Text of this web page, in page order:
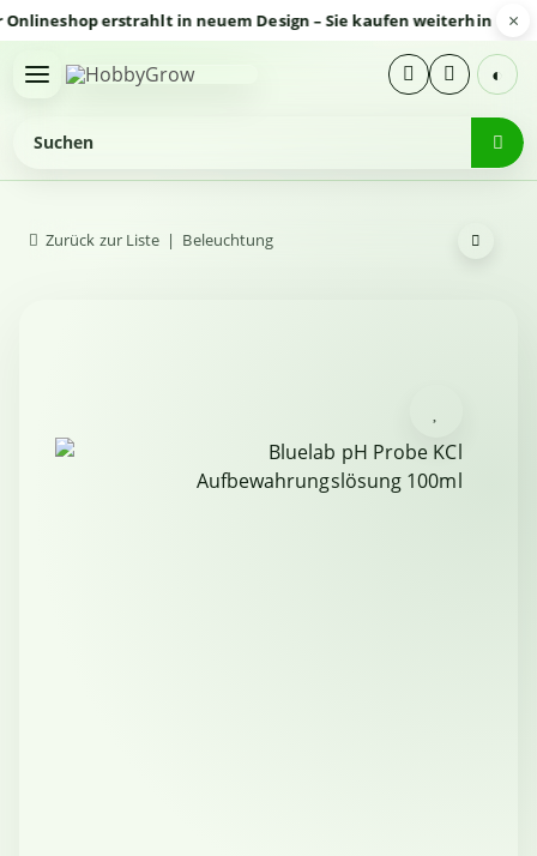
erstrahlt in neuem Design – Sie kaufen weiterhin sicher×
◐
Zurück zur Liste Beleuchtung